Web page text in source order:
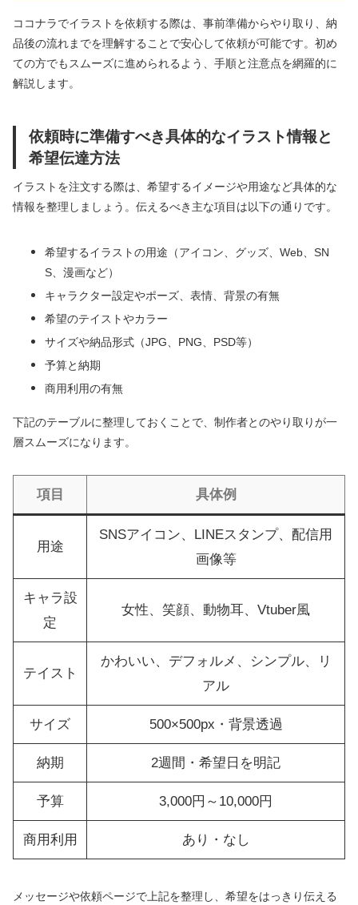
ココナラでイラストを依頼する際は、事前準備からやり取り、納
品後の流れまでを理解することで安心して依頼が可能です。初め
ての方でもスムーズに進められるよう、手順と注意点を網羅的に
解説します。
依頼時に準備すべき具体的なイラスト情報と
希望伝達方法
イラストを注文する際は、希望するイメージや用途など具体的な
情報を整理しましょう。伝えるべき主な項目は以下の通りです。
希望するイラストの用途（アイコン、グッズ、Web、SN
S、漫画など）
キャラクター設定やポーズ、表情、背景の有無
希望のテイストやカラー
サイズや納品形式（JPG、PNG、PSD等）
予算と納期
商用利用の有無
下記のテーブルに整理しておくことで、制作者とのやり取りが一
層スムーズになります。
項目 具体例
用途
SNSアイコン、LINEスタンプ、配信用
画像等
キャラ設
定
女性、笑顔、動物耳、Vtuber風
テイスト
かわいい、デフォルメ、シンプル、リ
アル
サイズ 500×500px・背景透過
納期 2週間・希望日を明記
予算 3,000円～10,000円
商用利用 あり・なし
メッセージや依頼ページで上記を整理し、希望をはっきり伝える